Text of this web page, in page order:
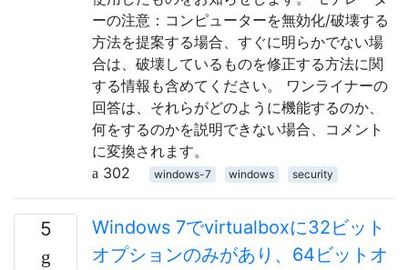
ーの注意：コンピューターを無効化/破壊する
方法を提案する場合、すぐに明らかでない場
合は、破壊しているものを修正する方法に関
する情報も含めてください。 ワンライナーの
回答は、それらがどのように機能するのか、
何をするのかを説明できない場合、コメント
に変換されます。
302
windows-7 windows security
5
Windows 7でvirtualboxに32ビット
オプションのみがあり、64ビットオ